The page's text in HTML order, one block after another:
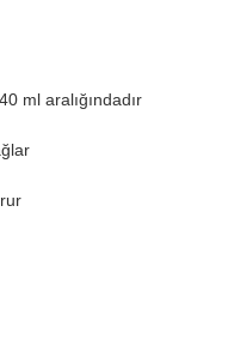
ml aralığındadır